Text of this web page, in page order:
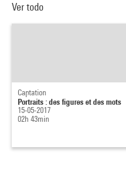
Ver todo
Captation
Portraits : des figures et des mots
15-05-2017
02h 43min